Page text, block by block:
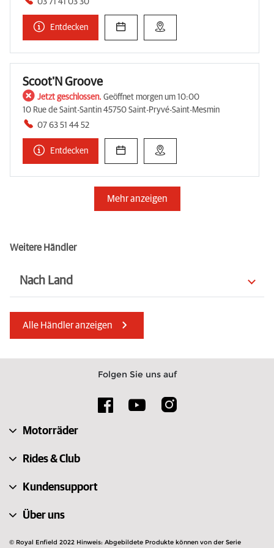
Entdecken
Scoot'N Groove
Jetzt geschlossen. Geöffnet morgen um 10:00
10 Rue de Saint-Santin 45750 Saint-Pryvé-Saint-Mesmin
07 63 51 44 52
Entdecken
Mehr anzeigen
Weitere Händler
Nach Land
Norwegen
Ungarn
Nordmazedonien
Alle Händler anzeigen
Folgen Sie uns auf
Motorräder
Rides & Club
Kundensupport
Über uns
© Royal Enfield 2022 Hinweis: Abgebildete Produkte können von der Serie